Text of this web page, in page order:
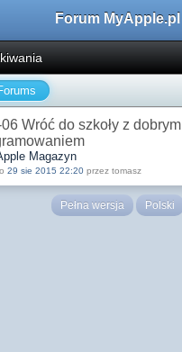
Forum MyApple.pl
Wróć do szkoły z dobrym
Magazyn
29 sie 2015 22:20 przez tomasz
Pełna wersja Polski